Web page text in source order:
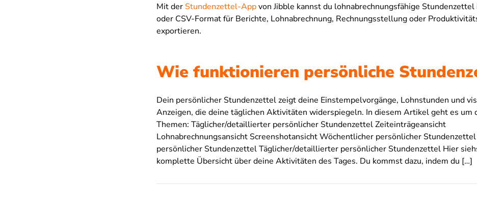
Mit der Stundenzettel-Appvon Jibble kannst du lohnabrechnungsfähige Stundenzettel
oder CSV-Format für Berichte, Lohnabrechnung, Rechnungsstellung oder
exportieren.
Wie funktionieren persönliche
Dein persönlicher Stundenzettel zeigt deine Einstempelvorgänge, Lohnstunden und
Anzeigen, die deine täglichen Aktivitäten widerspiegeln. In diesem Artikel geht es um
Themen: Täglicher/detaillierter persönlicher Stundenzettel Zeiteinträgeansicht
Lohnabrechnungsansicht Screenshotansicht Wöchentlicher persönlicher
persönlicher Stundenzettel Täglicher/detaillierter persönlicher Stundenzettel Hier
komplette Übersicht über deine Aktivitäten des Tages. Du kommst dazu, indem du […]